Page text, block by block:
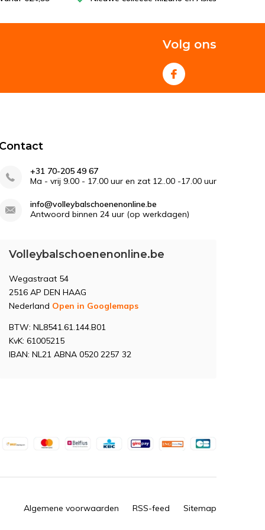
Volg ons
Contact
+31 70-205 49 67
Ma - vrij 9.00 - 17.00 uur en zat 12..00 -17.00 uur
info@volleybalschoenenonline.be
Antwoord binnen 24 uur (op werkdagen)
Volleybalschoenenonline.be
Wegastraat 54
2516 AP DEN HAAG
Nederland Open in Googlemaps
BTW: NL8541.61.144.B01
KvK: 61005215
IBAN: NL21 ABNA 0520 2257 32
Algemene voorwaarden RSS-feed Sitemap